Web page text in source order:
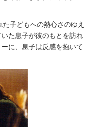
子どもへの熱心さのゆえ
た息子が彼のもとを訪れ
に、息子は反感を抱いて